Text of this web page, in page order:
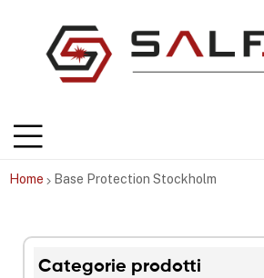
Home Base Protection Stockholm
Categorie prodotti